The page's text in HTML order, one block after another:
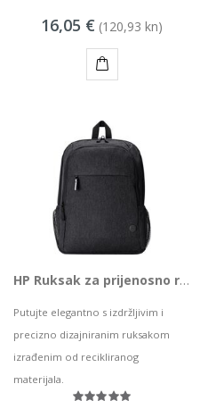
16,05 € (120,93 kn)
HP Ruksak za prijenosno računalo do 15,6'' 1X644AA
Putujte elegantno s izdržljivim i
precizno dizajniranim ruksakom
izrađenim od recikliranog
materijala.